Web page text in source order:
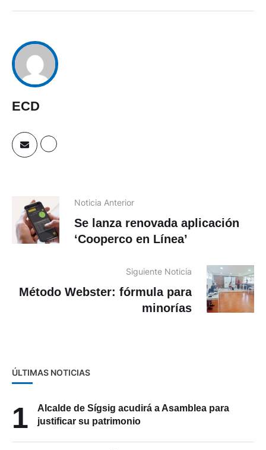
ECD
Noticia Anterior
Se lanza renovada aplicación
‘Cooperco en Línea’
Siguiente Noticia
Método Webster: fórmula para
minorías
ÚLTIMAS NOTICIAS
1
Alcalde de Sígsig acudirá a Asamblea para
justificar su patrimonio